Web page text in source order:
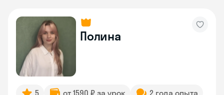
Полина
5 от 1590 ₽ за урок
2 года опыта